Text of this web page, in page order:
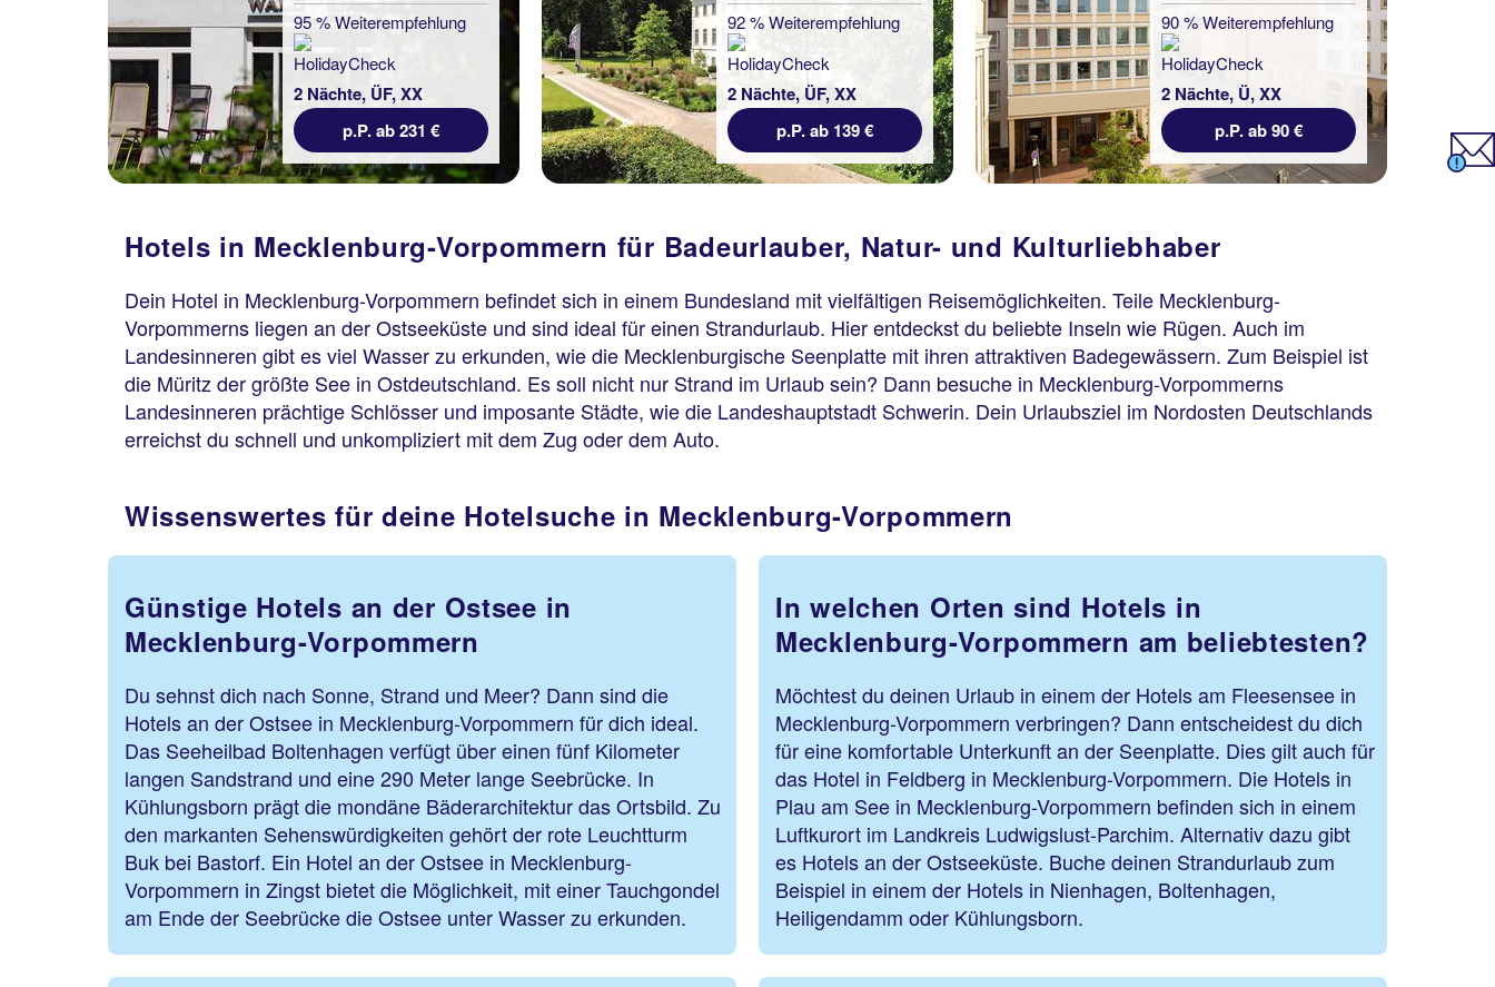
95 % Weiterempfehlung
2 Nächte, ÜF, XX
p.P. ab 231 €
92 % Weiterempfehlung
2 Nächte, ÜF, XX
p.P. ab 139 €
90 % Weiterempfehlung
2 Nächte, Ü, XX
p.P. ab 90 €
Hotels in Mecklenburg-Vorpommern für Badeurlauber, Natur- und Kulturliebhaber
Dein Hotel in Mecklenburg-Vorpommern befindet sich in einem Bundesland mit vielfältigen Reisemöglichkeiten. Teile Mecklenburg-
Vorpommerns liegen an der Ostseeküste und sind ideal für einen Strandurlaub. Hier entdeckst du beliebte Inseln wie Rügen. Auch im
Landesinneren gibt es viel Wasser zu erkunden, wie die Mecklenburgische Seenplatte mit ihren attraktiven Badegewässern. Zum Beispiel ist
die Müritz der größte See in Ostdeutschland. Es soll nicht nur Strand im Urlaub sein? Dann besuche in Mecklenburg-Vorpommerns
Landesinneren prächtige Schlösser und imposante Städte, wie die Landeshauptstadt Schwerin. Dein Urlaubsziel im Nordosten Deutschlands
erreichst du schnell und unkompliziert mit dem Zug oder dem Auto.
Wissenswertes für deine Hotelsuche in Mecklenburg-Vorpommern
Günstige Hotels an der Ostsee in
Mecklenburg-Vorpommern
Du sehnst dich nach Sonne, Strand und Meer? Dann sind die
Hotels an der Ostsee in Mecklenburg-Vorpommern für dich ideal.
Das Seeheilbad Boltenhagen verfügt über einen fünf Kilometer
langen Sandstrand und eine 290 Meter lange Seebrücke. In
Kühlungsborn prägt die mondäne Bäderarchitektur das Ortsbild. Zu
den markanten Sehenswürdigkeiten gehört der rote Leuchtturm
Buk bei Bastorf. Ein Hotel an der Ostsee in Mecklenburg-
Vorpommern in Zingst bietet die Möglichkeit, mit einer Tauchgondel
am Ende der Seebrücke die Ostsee unter Wasser zu erkunden.
In welchen Orten sind Hotels in
Mecklenburg-Vorpommern am beliebtesten?
Möchtest du deinen Urlaub in einem der Hotels am Fleesensee in
Mecklenburg-Vorpommern verbringen? Dann entscheidest du dich
für eine komfortable Unterkunft an der Seenplatte. Dies gilt auch für
das Hotel in Feldberg in Mecklenburg-Vorpommern. Die Hotels in
Plau am See in Mecklenburg-Vorpommern befinden sich in einem
Luftkurort im Landkreis Ludwigslust-Parchim. Alternativ dazu gibt
es Hotels an der Ostseeküste. Buche deinen Strandurlaub zum
Beispiel in einem der Hotels in Nienhagen, Boltenhagen,
Heiligendamm oder Kühlungsborn.